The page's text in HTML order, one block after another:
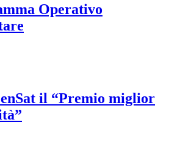
Operativo
il “Premio miglior